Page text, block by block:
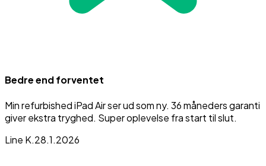
Bedre end forventet
Min refurbished iPad Air ser ud som ny. 36 måneders garanti
giver ekstra tryghed. Super oplevelse fra start til slut.
Line K.28.1.2026